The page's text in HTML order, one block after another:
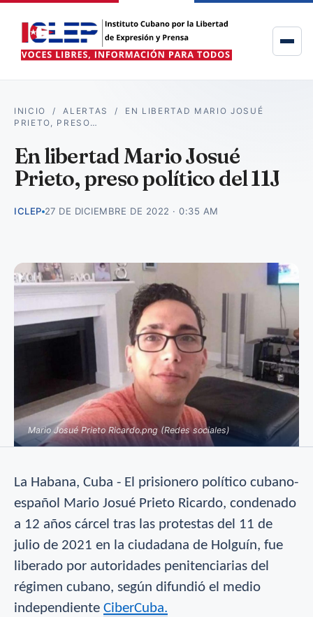
INICIO /ALERTAS / EN LIBERTAD MARIO JOSUÉ
PRIETO, PRESO…
En libertad Mario Josué
Prieto, preso político del 11J
ICLEP 27 DE DICIEMBRE DE 2022 · 0:35 AM
Mario Josué Prieto Ricardo.png (Redes sociales)
La Habana, Cuba - El prisionero político cubano-
español Mario Josué Prieto Ricardo, condenado
a 12 años cárcel tras las protestas del 11 de
julio de 2021 en la ciudadana de Holguín, fue
liberado por autoridades penitenciarias del
régimen cubano, según difundió el medio
independiente CiberCuba.